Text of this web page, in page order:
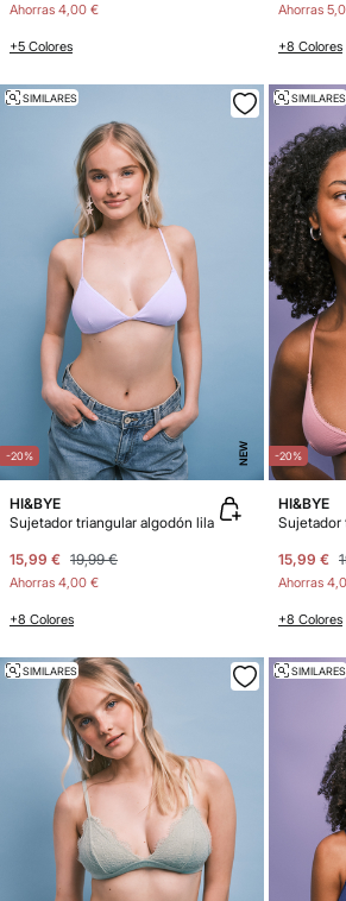
Ahorras 4,00 €
+5 Colores
Ahorras
+8 Colores
-20% NEW
SIMILARES
HI&BYE
Sujetador triangular algodón lila
15,99 € 19,99 €
Ahorras 4,00 €
+8 Colores
-20%
SIMILARES
HI&BYE
15,99 €
Ahorras
+8 Colores
SIMILARES SIMILARES